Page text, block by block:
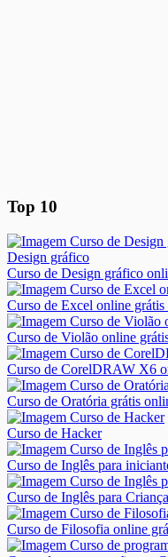
Top 10
Curso de Design gráfico
Curso de Excel online
Curso de Violão online
Curso de CorelDRAW X6
Curso de Oratória grátis
Curso de Hacker
Curso de Inglês para
Curso de Inglês para
Curso de Filosofia online